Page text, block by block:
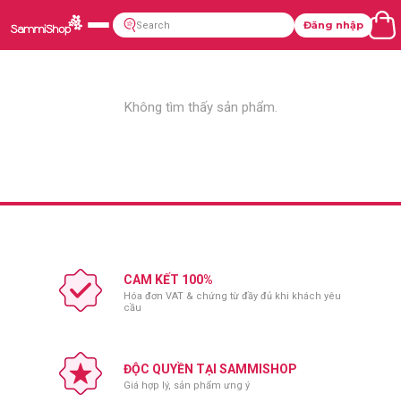
Đăng nhập
Không tìm thấy sản phẩm.
CAM KẾT 100%
Hóa đơn VAT & chứng từ đầy đủ khi khách yêu
cầu
ĐỘC QUYỀN TẠI SAMMISHOP
Giá hợp lý, sản phẩm ưng ý